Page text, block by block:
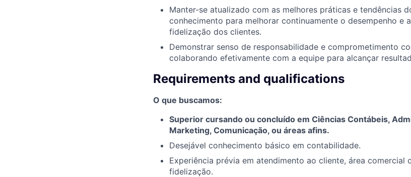
Manter-se atualizado com as melhores práticas e tendências
conhecimento para melhorar continuamente o desempenho e
fidelização dos clientes.
Demonstrar senso de responsabilidade e comprometimento
colaborando efetivamente com a equipe para alcançar
Requirements and qualifications
O que buscamos:
Superior cursando ou concluído em Ciências Contábeis,
Marketing, Comunicação, ou áreas afins.
Desejável conhecimento básico em contabilidade.
Experiência prévia em atendimento ao cliente, área comercial
fidelização.